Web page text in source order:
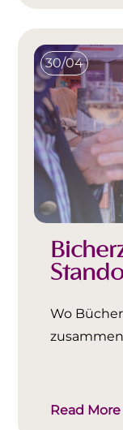
30/04
Wo
Read More